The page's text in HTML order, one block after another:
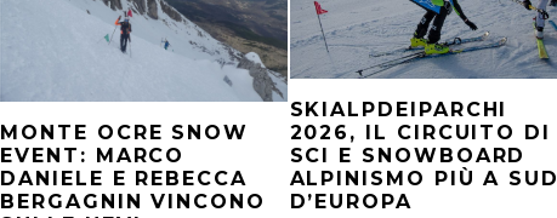
MONTE OCRE SNOW
EVENT: MARCO
DANIELE E REBECCA
BERGAGNIN VINCONO
SKIALPDEIPARCHI
2026, IL CIRCUITO DI
SCI E SNOWBOARD
ALPINISMO PIÙ A SUD
D’EUROPA